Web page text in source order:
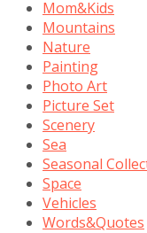
Mom&Kids
Mountains
Nature
Painting
Photo Art
Picture Set
Scenery
Sea
Seasonal
Space
Vehicles
Words&Quotes